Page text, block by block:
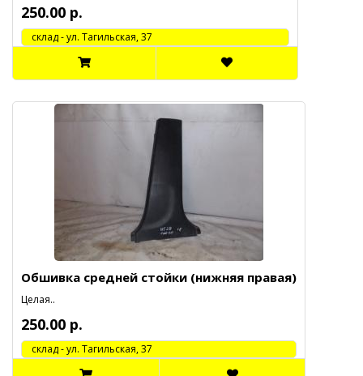
250.00 р.
cклад - ул. Тагильская, 37
Обшивка средней стойки (нижняя правая)
Целая..
250.00 р.
cклад - ул. Тагильская, 37